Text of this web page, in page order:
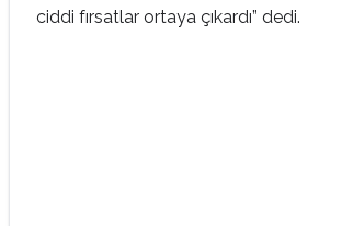
ciddi fırsatlar ortaya çıkardı” dedi.